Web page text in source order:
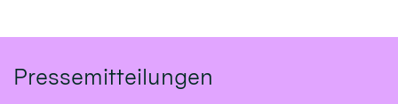
Pressemitteilungen